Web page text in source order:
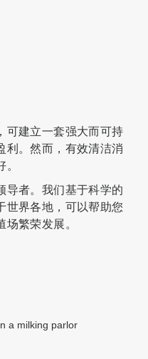
可建立一套强大而可持
利。然而，有效清洁消
导者。我们基于科学的
世界各地，可以帮助您
繁荣发展。